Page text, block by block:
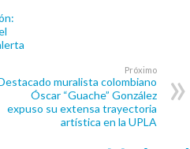
Próximo
muralista colombiano
Óscar “Guache” González
expuso su extensa trayectoria
artística en la UPLA